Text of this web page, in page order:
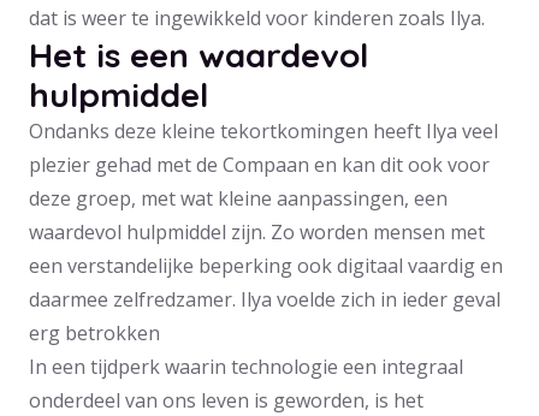
dat is weer te ingewikkeld voor kinderen zoals Ilya.
Het is een waardevol
hulpmiddel
Ondanks deze kleine tekortkomingen heeft Ilya veel
plezier gehad met de Compaan en kan dit ook voor
deze groep, met wat kleine aanpassingen, een
waardevol hulpmiddel zijn. Zo worden mensen met
een verstandelijke beperking ook digitaal vaardig en
daarmee zelfredzamer. Ilya voelde zich in ieder geval
erg betrokken
In een tijdperk waarin technologie een integraal
onderdeel van ons leven is geworden, is het